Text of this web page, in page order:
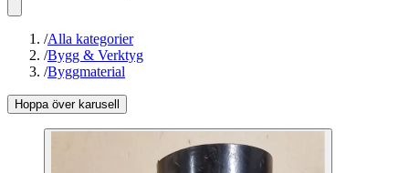
/Alla kategorier
/Bygg & Verktyg
/Byggmaterial
Hoppa över karusell